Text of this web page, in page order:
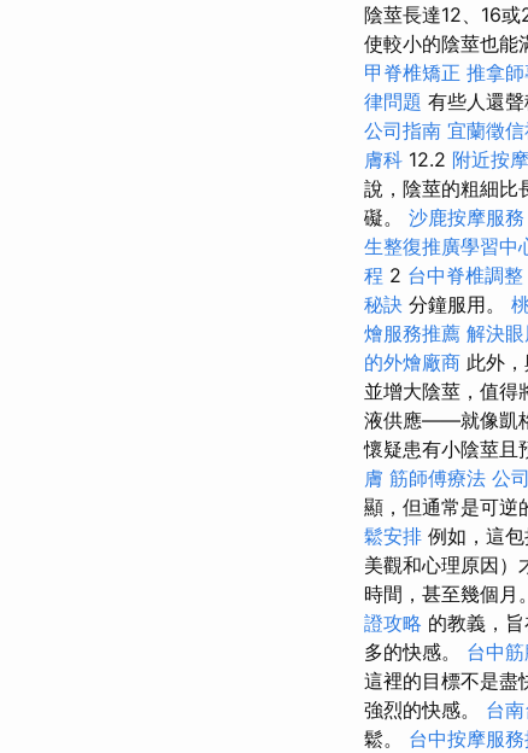
陰莖長達12、16
使較小的陰莖也能
甲脊椎矯正 推拿
律問題 有些人還
公司指南 宜蘭徵
膚科 12.2 附近按
說，陰莖的粗細比
礙。 沙鹿按摩服務
生整復推廣學習中
程 2 台中脊椎調整
秘訣 分鐘服用。
燴服務推薦 解決
的外燴廠商 此外
並增大陰莖，值得
液供應——就像凱
懷疑患有小陰莖且
膚 筋師傅療法 公
顯，但通常是可逆
鬆安排 例如，這
美觀和心理原因）
時間，甚至幾個月
證攻略 的教義，
多的快感。 台中
這裡的目標不是盡
強烈的快感。 台
鬆。 台中按摩服